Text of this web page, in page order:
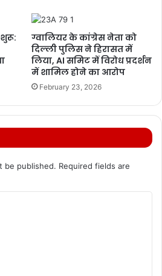
शुरू:
ग्वालियर के कांग्रेस नेता को
दिल्ली पुलिस ने हिरासत में
लिया, AI समिट में विरोध प्रदर्शन
में शामिल होने का आरोप
February 23, 2026
be published. Required fields are